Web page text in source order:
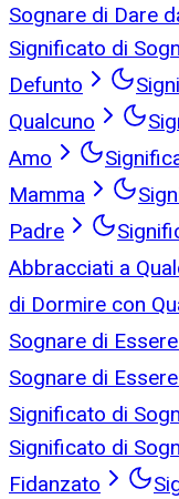
Sognare di Dare
Significato di
Defunto
Qualcuno
Amo
Mamma
Padre
Abbracciati a
di Dormire con
Sognare di
Sognare di
Significato di
Significato di
Fidanzato